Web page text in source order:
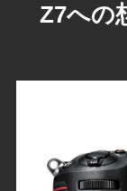
Z7への